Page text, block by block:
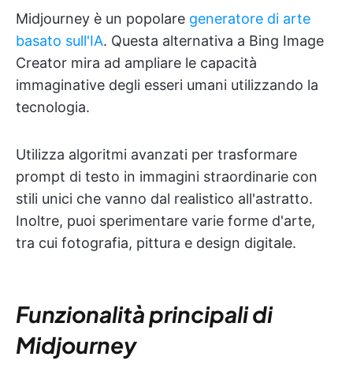
Midjourney è un popolare generatore di arte
basato sull'IA. Questa alternativa a Bing Image
Creator mira ad ampliare le capacità
immaginative degli esseri umani utilizzando la
tecnologia.
Utilizza algoritmi avanzati per trasformare
prompt di testo in immagini straordinarie con
stili unici che vanno dal realistico all'astratto.
Inoltre, puoi sperimentare varie forme d'arte,
tra cui fotografia, pittura e design digitale.
Funzionalità principali di
Midjourney